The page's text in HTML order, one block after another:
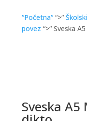
“Početna““>“
povez “>“ Sveska
Sveska